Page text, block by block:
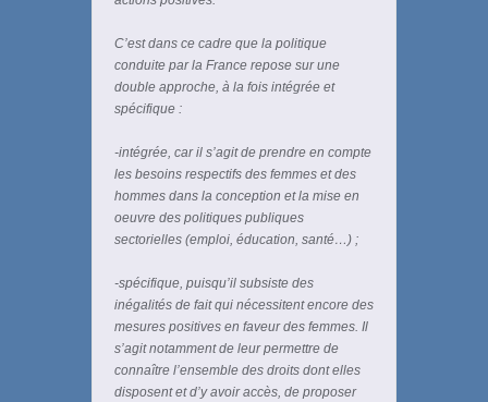
C’est dans ce cadre que la politique
conduite par la France repose sur une
double approche, à la fois intégrée et
spécifique :
-intégrée, car il s’agit de prendre en compte
les besoins respectifs des femmes et des
hommes dans la conception et la mise en
oeuvre des politiques publiques
sectorielles (emploi, éducation, santé…) ;
-spécifique, puisqu’il subsiste des
inégalités de fait qui nécessitent encore des
mesures positives en faveur des femmes. Il
s’agit notamment de leur permettre de
connaître l’ensemble des droits dont elles
disposent et d’y avoir accès, de proposer